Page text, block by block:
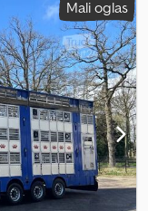
Mali oglas